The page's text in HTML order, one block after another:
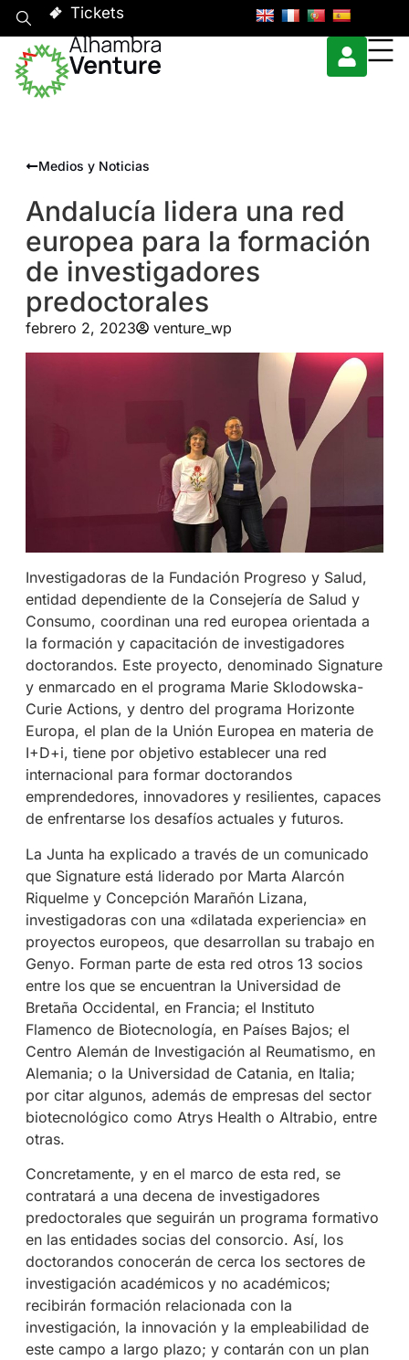
Tickets
Medios y Noticias
Andalucía lidera una red
europea para la formación
de investigadores
predoctorales
febrero 2, 2023 venture_wp
Investigadoras de la Fundación Progreso y Salud,
entidad dependiente de la Consejería de Salud y
Consumo, coordinan una red europea orientada a
la formación y capacitación de investigadores
doctorandos. Este proyecto, denominado Signature
y enmarcado en el programa Marie Sklodowska-
Curie Actions, y dentro del programa Horizonte
Europa, el plan de la Unión Europea en materia de
I+D+i, tiene por objetivo establecer una red
internacional para formar doctorandos
emprendedores, innovadores y resilientes, capaces
de enfrentarse los desafíos actuales y futuros.
La Junta ha explicado a través de un comunicado
que Signature está liderado por Marta Alarcón
Riquelme y Concepción Marañón Lizana,
investigadoras con una «dilatada experiencia» en
proyectos europeos, que desarrollan su trabajo en
Genyo. Forman parte de esta red otros 13 socios
entre los que se encuentran la Universidad de
Bretaña Occidental, en Francia; el Instituto
Flamenco de Biotecnología, en Países Bajos; el
Centro Alemán de Investigación al Reumatismo, en
Alemania; o la Universidad de Catania, en Italia;
por citar algunos, además de empresas del sector
biotecnológico como Atrys Health o Altrabio, entre
otras.
Concretamente, y en el marco de esta red, se
contratará a una decena de investigadores
predoctorales que seguirán un programa formativo
en las entidades socias del consorcio. Así, los
doctorandos conocerán de cerca los sectores de
investigación académicos y no académicos;
recibirán formación relacionada con la
investigación, la innovación y la empleabilidad de
este campo a largo plazo; y contarán con un plan